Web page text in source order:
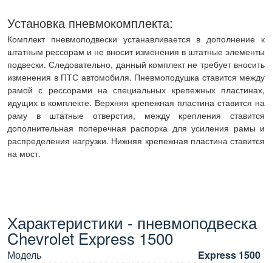
Установка пневмокомплекта:
Комплект пневмоподвески устанавливается в дополнение к
штатным рессорам и не вносит изменения в штатные элементы
подвески. Следовательно, данный комплект не требует вносить
изменения в ПТС автомобиля. Пневмоподушка ставится между
рамой с рессорами на специальных крепежных пластинах,
идущих в комплекте. Верхняя крепежная пластина ставится на
раму в штатные отверстия, между крепления ставится
дополнительная поперечная распорка для усиления рамы и
распределения нагрузки. Нижняя крепежная пластина ставится
на мост.
Характеристики - пневмоподвеска
Chevrolet Express 1500
Модель
Express 1500